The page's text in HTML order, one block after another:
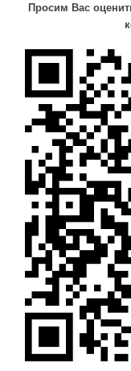
Просим Вас